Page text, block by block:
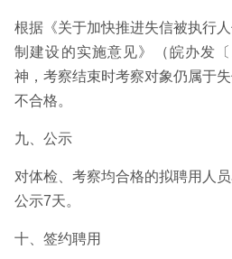
根据《关于加快推进失信被执行
制建设的实施意见》（皖办发
神，考察结束时考察对象仍属于
不合格。
九、公示
对体检、考察均合格的拟聘用人
公示7天。
十、签约聘用